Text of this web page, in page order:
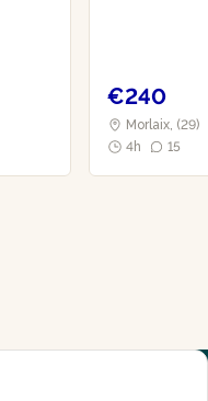
€240
Morlaix, (29)
4h
15